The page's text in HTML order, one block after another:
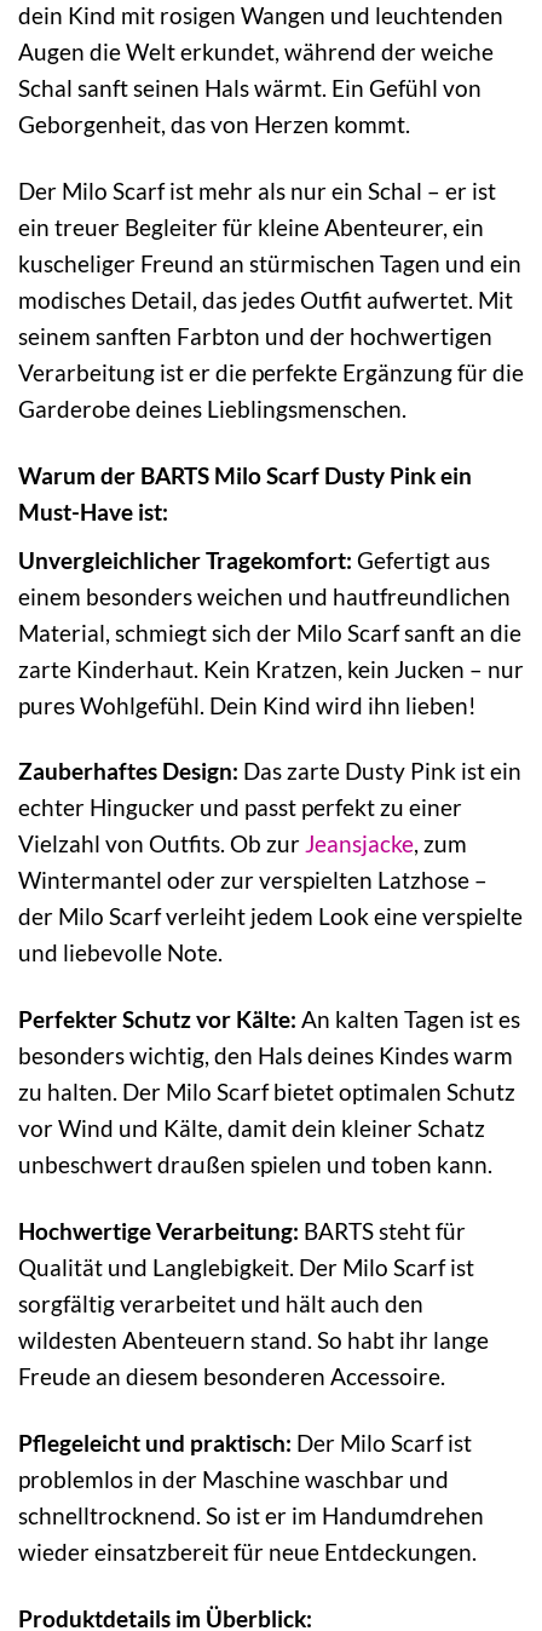
dein Kind mit rosigen Wangen und leuchtenden
Augen die Welt erkundet, während der weiche
Schal sanft seinen Hals wärmt. Ein Gefühl von
Geborgenheit, das von Herzen kommt.
Der Milo Scarf ist mehr als nur ein Schal – er ist
ein treuer Begleiter für kleine Abenteurer, ein
kuscheliger Freund an stürmischen Tagen und ein
modisches Detail, das jedes Outfit aufwertet. Mit
seinem sanften Farbton und der hochwertigen
Verarbeitung ist er die perfekte Ergänzung für die
Garderobe deines Lieblingsmenschen.
Warum der BARTS Milo Scarf Dusty Pink ein
Must-Have ist:
Unvergleichlicher Tragekomfort: Gefertigt aus
einem besonders weichen und hautfreundlichen
Material, schmiegt sich der Milo Scarf sanft an die
zarte Kinderhaut. Kein Kratzen, kein Jucken – nur
pures Wohlgefühl. Dein Kind wird ihn lieben!
Zauberhaftes Design: Das zarte Dusty Pink ist ein
echter Hingucker und passt perfekt zu einer
Vielzahl von Outfits. Ob zur Jeansjacke, zum
Wintermantel oder zur verspielten Latzhose –
der Milo Scarf verleiht jedem Look eine verspielte
und liebevolle Note.
Perfekter Schutz vor Kälte: An kalten Tagen ist es
besonders wichtig, den Hals deines Kindes warm
zu halten. Der Milo Scarf bietet optimalen Schutz
vor Wind und Kälte, damit dein kleiner Schatz
unbeschwert draußen spielen und toben kann.
Hochwertige Verarbeitung: BARTS steht für
Qualität und Langlebigkeit. Der Milo Scarf ist
sorgfältig verarbeitet und hält auch den
wildesten Abenteuern stand. So habt ihr lange
Freude an diesem besonderen Accessoire.
Pflegeleicht und praktisch: Der Milo Scarf ist
problemlos in der Maschine waschbar und
schnelltrocknend. So ist er im Handumdrehen
wieder einsatzbereit für neue Entdeckungen.
Produktdetails im Überblick: